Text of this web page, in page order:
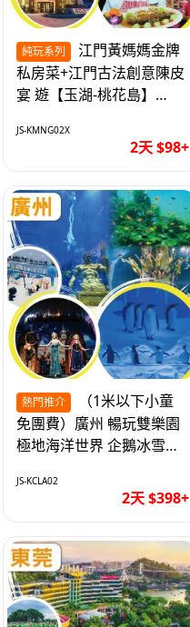
純玩系列
私房菜+江門古法創意陳皮
宴 遊【玉湖-桃花島】
純玩2天
JS-KMNG02X
2天 $98+
熱門推介
免團費）廣州 暢玩雙樂園
極地海洋世界 企鵝冰雪世
JS-KCLA02
2天 $398+